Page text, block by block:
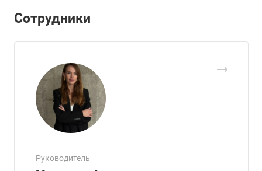
Сотрудники
Руководитель